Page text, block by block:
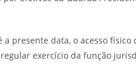
presente data, o acesso
exercício da função